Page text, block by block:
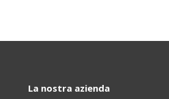
La nostra azienda